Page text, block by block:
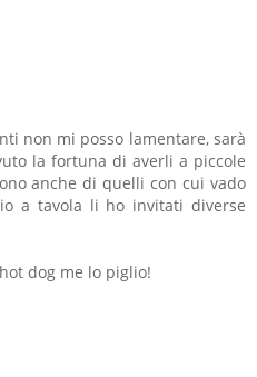
non mi posso lamentare, sarà
la fortuna di averli a piccole
anche di quelli con cui vado
a tavola li ho invitati diverse
dog me lo piglio!